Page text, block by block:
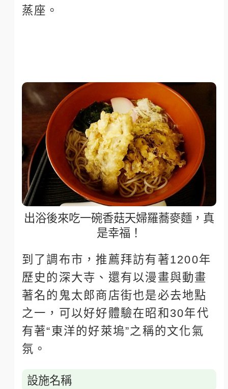
蒸座。
出浴後來吃一碗香菇天婦羅蕎麥麵，真
是幸福！
到了調布市，推薦拜訪有著1200年
歷史的深大寺、還有以漫畫與動畫
著名的鬼太郎商店街也是必去地點
之一，可以好好體驗在昭和30年代
有著“東洋的好萊塢”之稱的文化氣
氛。
設施名稱